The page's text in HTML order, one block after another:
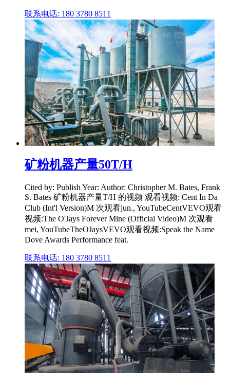
联系电话: 180 3780 8511
矿粉机器产量50T/H
Cited by: Publish Year: Author: Christopher M. Bates, Frank
S. Bates 矿粉机器产量T/H 的视频 观看视频: Cent In Da
Club (Int'l Version)M 次观看jun., YouTubeCentVEVO观看
视频:The O'Jays Forever Mine (Official Video)M 次观看
mei, YouTubeTheOJaysVEVO观看视频:Speak the Name
Dove Awards Performance feat.
联系电话: 180 3780 8511